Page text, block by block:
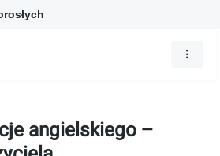
angielskiego –